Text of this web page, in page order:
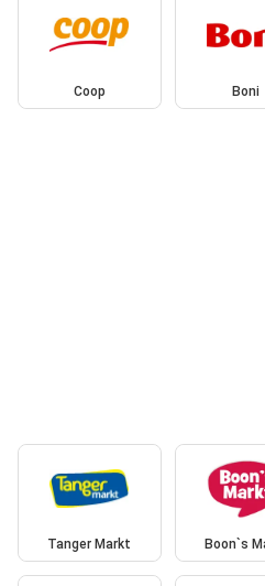
Coop Boni
Tanger Markt Boon`s